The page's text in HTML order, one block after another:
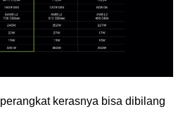
kerasnya bisa dibilang